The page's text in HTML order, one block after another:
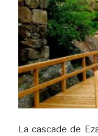
La cascade de